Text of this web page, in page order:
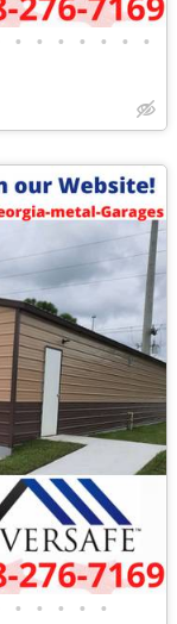
• • • • • • •
• • • • •